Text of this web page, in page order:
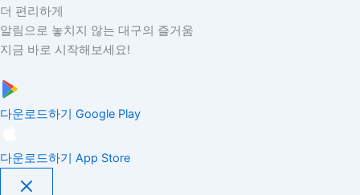
더 편리하게
알림으로 놓치지 않는 대구의 즐거움
지금 바로 시작해보세요!
다운로드하기 Google Play
다운로드하기 App Store